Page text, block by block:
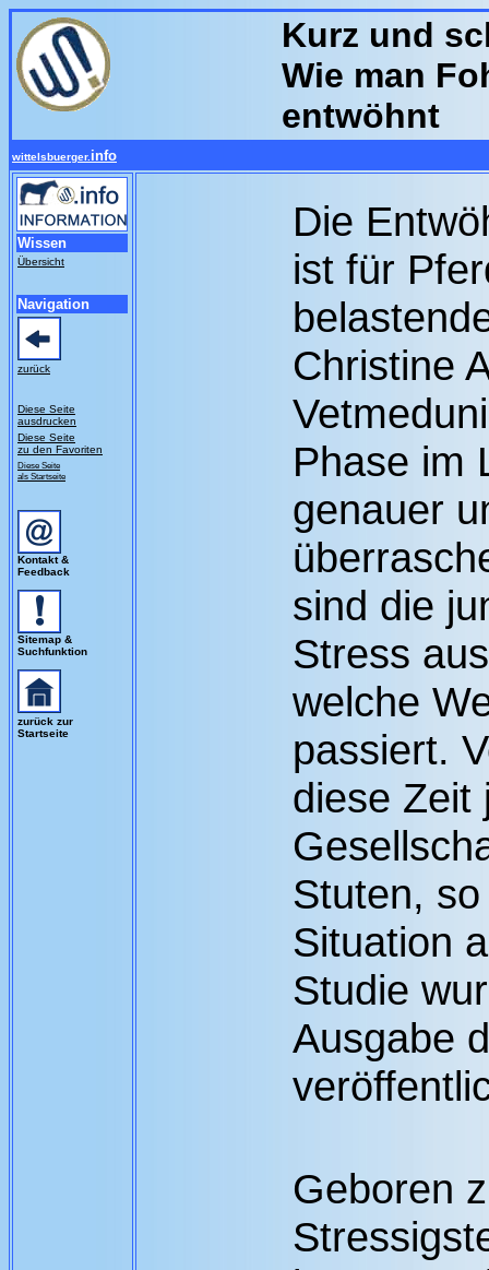
Kurz und
Wie man
entwöhnt
wittelsbuerger. info
Wissen
Übersicht
Navigation
zurück
Diese Seite
ausdrucken
Diese Seite
zu den Favoriten
Diese Seite
als Startseite
Kontakt &
Feedback
Sitemap &
Suchfunktion
zurück zur
Startseite
Die
ist für
Christine
Phase im
genauer
sind die
Stress
welche
passiert.
diese Zeit
Stuten,
Situation
Studie
Ausgabe
Geboren